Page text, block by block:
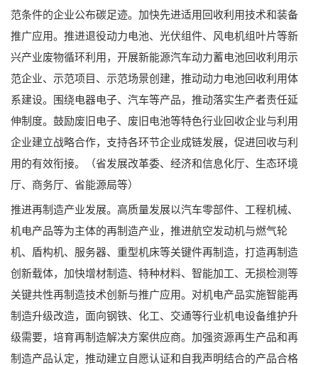
范条件的企业公布碳足迹。加快先进适用回收利用技术和装备
推广应用。推进退役动力电池、光伏组件、风电机组叶片等新
兴产业废物循环利用，开展新能源汽车动力蓄电池回收利用示
范企业、示范项目、示范场景创建，推动动力电池回收利用体
系建设。围绕电器电子、汽车等产品，推动落实生产者责任延
伸制度。鼓励废旧电子、废旧电池等特色行业回收企业与利用
企业建立战略合作，支持各环节企业成链发展，促进回收与利
用的有效衔接。（省发展改革委、经济和信息化厅、生态环境
厅、商务厅、省能源局等）
推进再制造产业发展。高质量发展以汽车零部件、工程机械、
机电产品等为主体的再制造产业，推进航空发动机与燃气轮
机、盾构机、服务器、重型机床等关键件再制造，打造再制造
创新载体，加快增材制造、特种材料、智能加工、无损检测等
关键共性再制造技术创新与推广应用。对机电产品实施智能再
制造升级改造，面向钢铁、化工、交通等行业机电设备维护升
级需要，培育再制造解决方案供应商。加强资源再生产品和再
制造产品认定，推动建立自愿认证和自我声明结合的产品合格